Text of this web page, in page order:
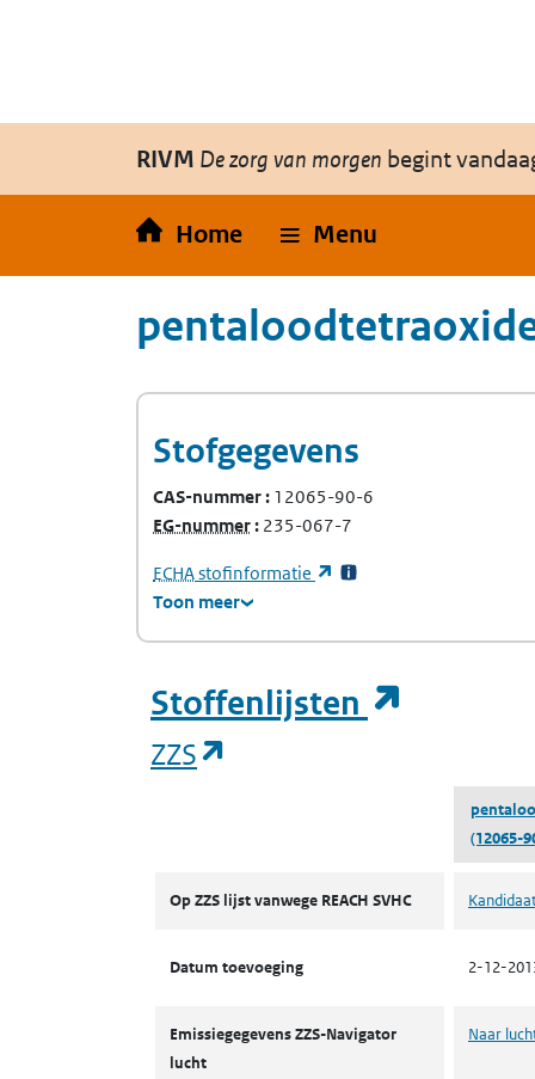
RIVM De zorg van morgen begint
Home Menu
Stofgegevens
CAS-nummer 12065-90-6
EG-nummer(Europees Gemeenschap-nummer)
235-067-7
ECHA(Europees Agentschap voor chemische
stofinformatie
(opent in een nieuw
Toon meer
Stoffenlijsten
ZZS
(12065-
Op ZZS lijst vanwege REACH SVHC
Datum toevoeging 2-12-
Emissiegegevens ZZS-Navigator
lucht
Naar